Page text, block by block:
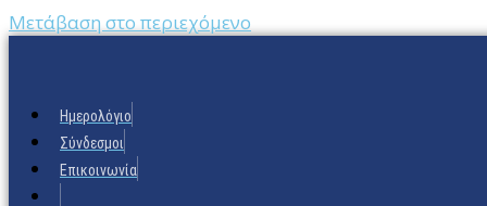
Μετάβαση στο περιεχόμενο
Ημερολόγιο
Σύνδεσμοι
Επικοινωνία